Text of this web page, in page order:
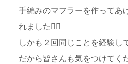
手編みのマフラーを作ってあ
れました
しかも２回同じことを経験し
だから皆さんも気をつけてく